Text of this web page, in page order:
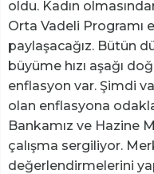
oldu. Kadın
Orta Vadeli Programı
paylaşacağız. Bütün
büyüme hızı aşağı
enflasyon var. Şimdi
olan enflasyona
Bankamız ve Hazine
çalışma sergiliyor.
değerlendirmelerini